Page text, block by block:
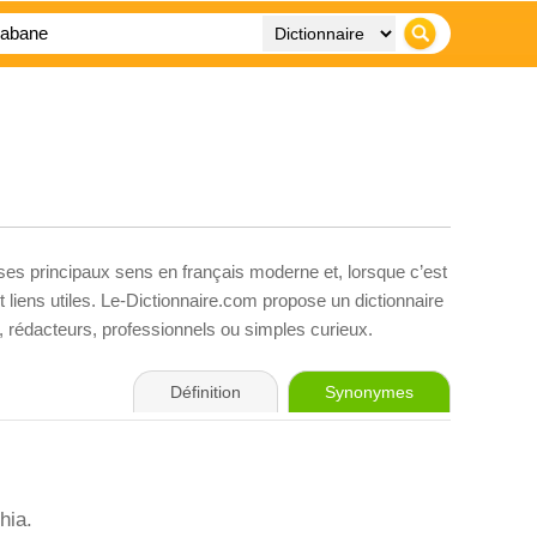
principaux sens en français moderne et, lorsque c’est
utiles. Le-Dictionnaire.com propose un dictionnaire
professionnels ou simples curieux.
Définition Synonymes